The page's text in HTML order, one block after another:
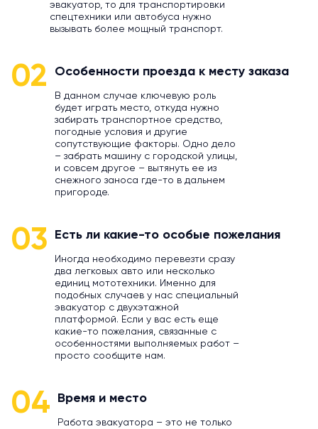
эвакуатор, то для транспортировки
спецтехники или автобуса нужно
вызывать более мощный транспорт.
02 Особенности проезда к месту заказа
В данном случае ключевую роль
будет играть место, откуда нужно
забирать транспортное средство,
погодные условия и другие
сопутствующие факторы. Одно дело
– забрать машину с городской улицы,
и совсем другое – вытянуть ее из
снежного заноса где-то в дальнем
пригороде.
03 Есть ли какие-то особые пожелания
Иногда необходимо перевезти сразу
два легковых авто или несколько
единиц мототехники. Именно для
подобных случаев у нас специальный
эвакуатор с двухэтажной
платформой. Если у вас есть еще
какие-то пожелания, связанные с
особенностями выполняемых работ –
просто сообщите нам.
04 Время и место
Работа эвакуатора – это не только